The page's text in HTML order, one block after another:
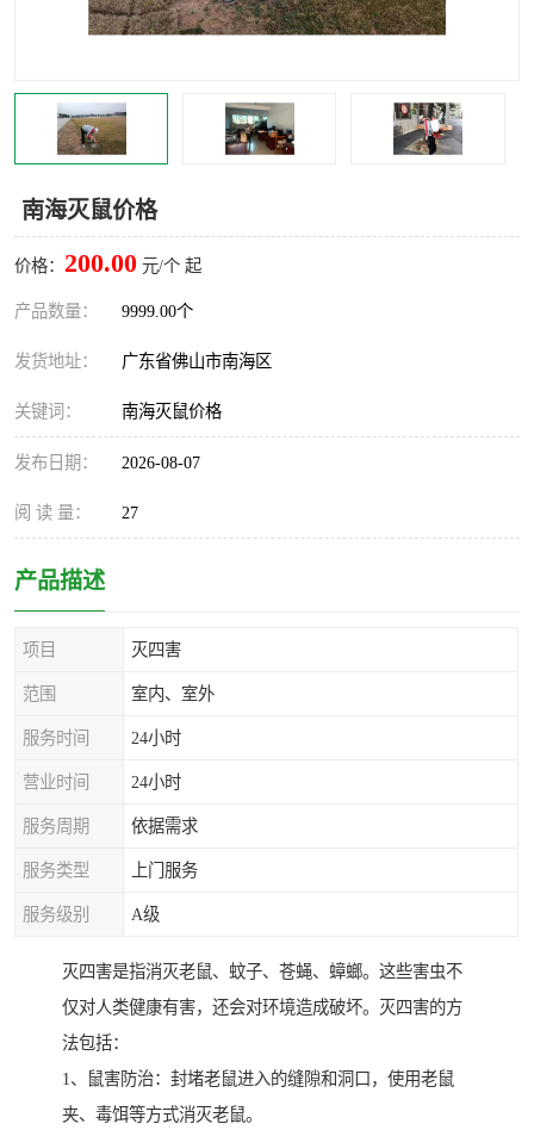
南海灭鼠价格
价格： 200.00 元/个 起
产品数量： 9999.00个
发货地址： 广东省佛山市南海区
关键词： 南海灭鼠价格
发布日期： 2026-08-07
阅 读 量： 27
产品描述
项目 灭四害
范围 室内、室外
服务时间 24小时
营业时间 24小时
服务周期 依据需求
服务类型 上门服务
服务级别 A级
灭四害是指消灭老鼠、蚊子、苍蝇、蟑螂。这些害虫不
仅对人类健康有害，还会对环境造成破坏。灭四害的方
法包括：
1、鼠害防治：封堵老鼠进入的缝隙和洞口，使用老鼠
夹、毒饵等方式消灭老鼠。
灭蚊虫 灭蟑螂
白蚁工程 果蝇防治
害虫防治 灭杀害虫
病媒生物防治